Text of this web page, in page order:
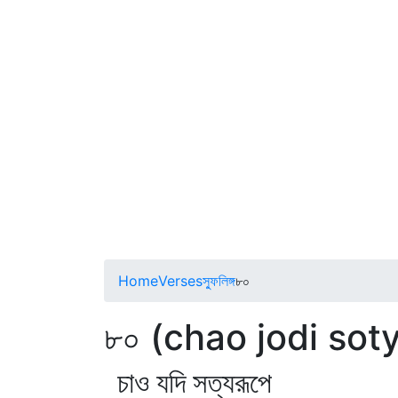
HomeVersesস্ফুলিঙ্গ৮০
৮০ (chao jodi
চাও যদি সত্যরূপে